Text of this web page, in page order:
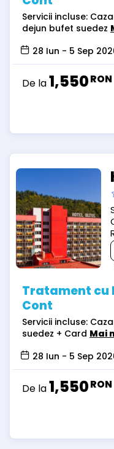
Servicii incluse:
dejun bufet suedez
28 Iun - 5 Sep
De la1,550RON
Tratament cu
Cont
Servicii incluse:
suedez + Card Mai
28 Iun - 5 Sep
De la1,550RON